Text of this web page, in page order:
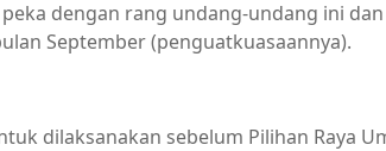
peka dengan rang undang-undang ini
September (penguatkuasaannya).
dilaksanakan sebelum Pilihan Raya